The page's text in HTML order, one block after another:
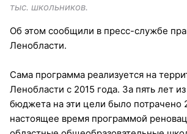
тыс. школьников.
Об этом сообщили в пресс-службе
Ленобласти.
Сама программа реализуется на
Ленобласти с 2015 года. За пять лет
бюджета на эти цели было потрачено
настоящее время программой